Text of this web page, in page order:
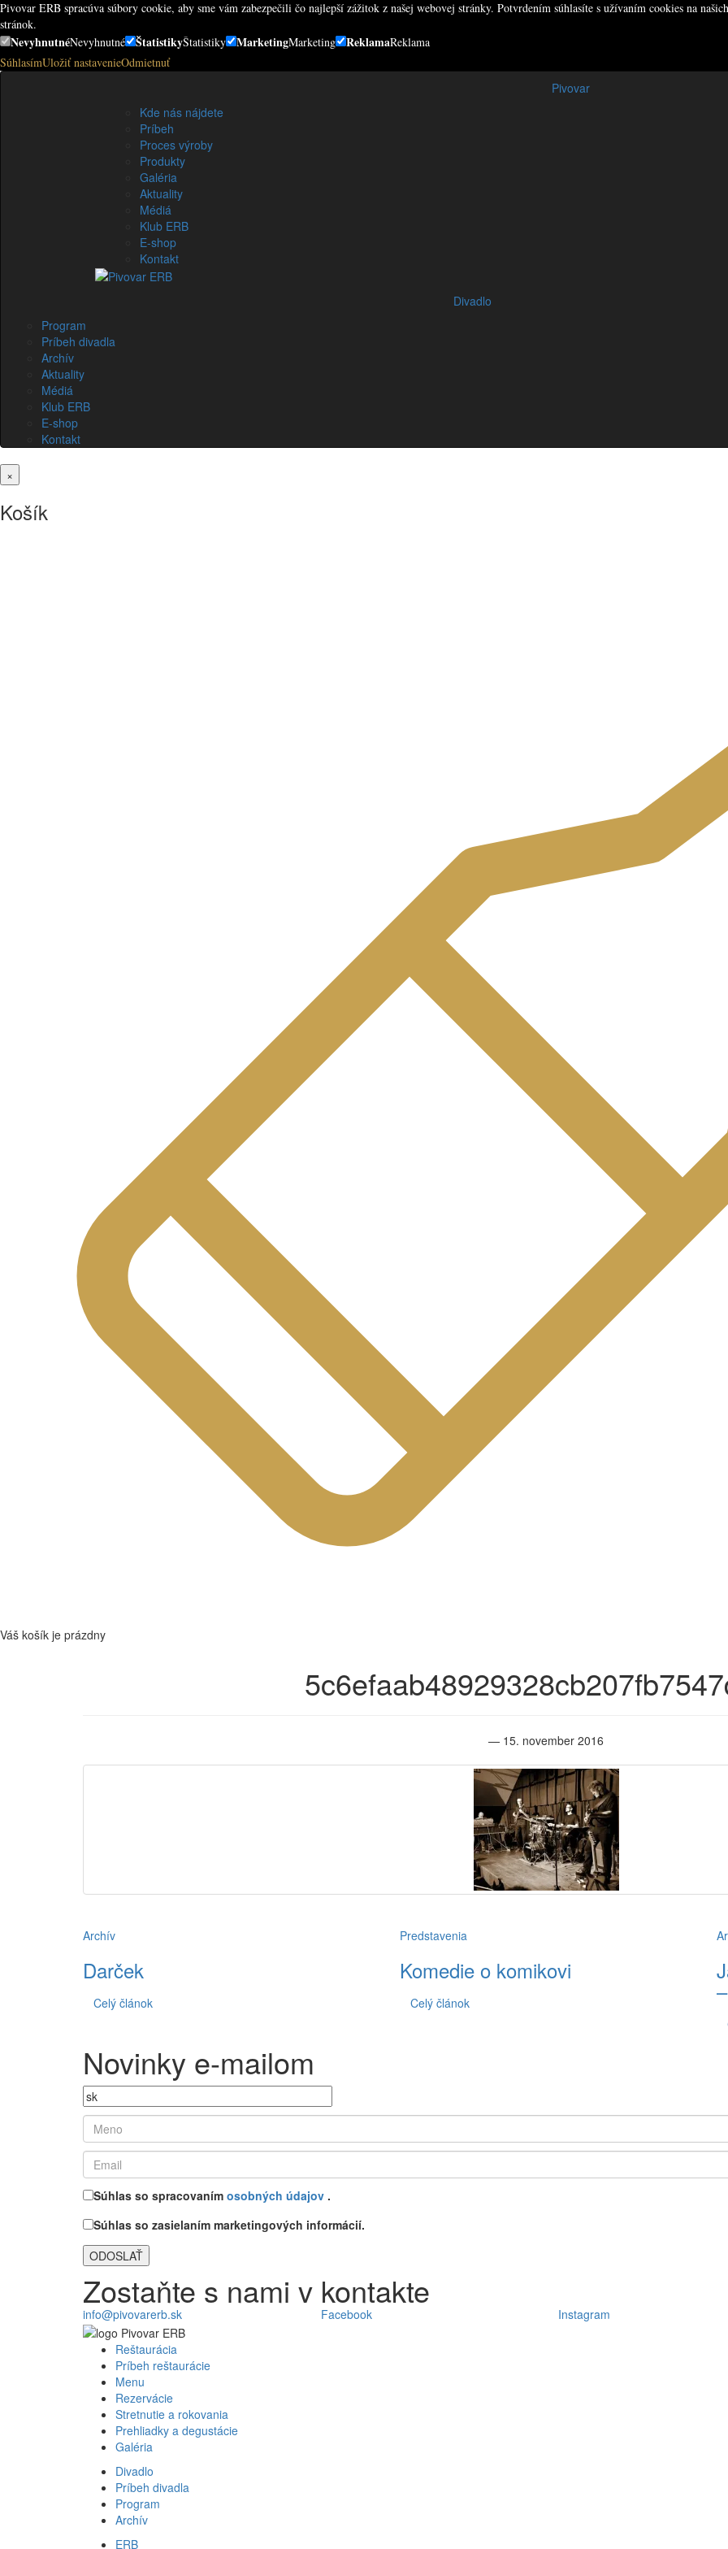
Pivovar ERB spracúva súbory cookie, aby sme vám zabezpečili čo najlepší zážitok z našej webovej stránky. Potvrdením súhlasíte s užívaním cookies na
stránok.
NevyhnutnéNevyhnutné ŠtatistikyŠtatistiky MarketingMarketing ReklamaReklama
SúhlasímUložiť nastavenieOdmietnuť
Pivovar
Kde nás nájdete
Príbeh
Proces výroby
Produkty
Galéria
Aktuality
Médiá
Klub ERB
E-shop
Kontakt
Divadlo
Program
Príbeh divadla
Archív
Aktuality
Médiá
Klub ERB
E-shop
Kontakt
×
Košík
Váš košík je prázdny
— 15. november 2016
Archív
Darček
Celý článok
Predstavenia
Komedie o komikovi
Celý článok
Novinky e-mailom
Súhlas so spracovaním osobných údajov .
Súhlas so zasielaním marketingových informácií.
Zostaňte s nami v kontakte
info@pivovarerb.sk Facebook Instagram
Reštaurácia
Príbeh reštaurácie
Menu
Rezervácie
Stretnutie a rokovania
Prehliadky a degustácie
Galéria
Divadlo
Príbeh divadla
Program
Archív
ERB